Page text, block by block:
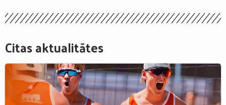
Citas aktualitātes